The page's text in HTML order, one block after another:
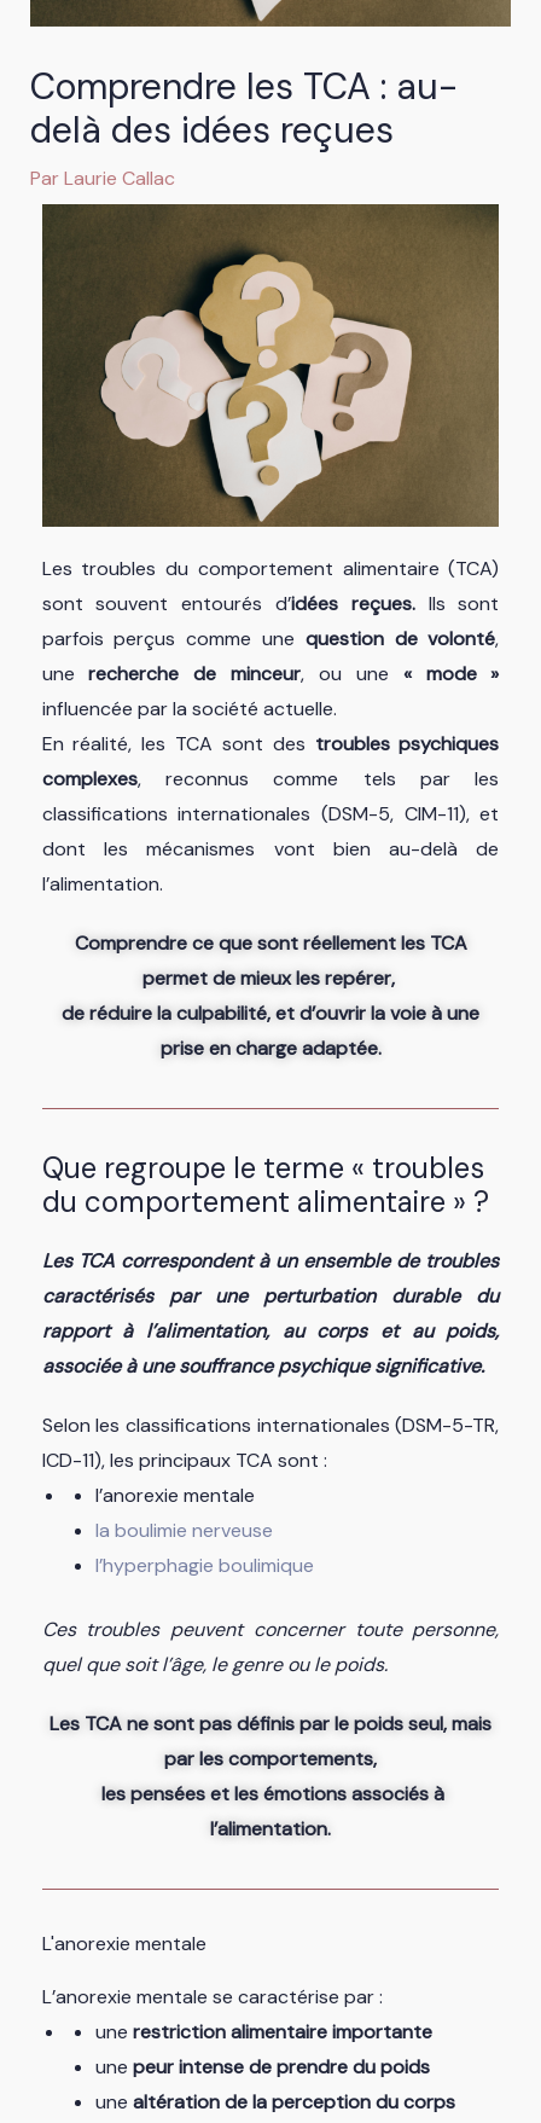
Comprendre les TCA : au-
delà des idées reçues
ParLaurie Callac
Les troubles du comportement alimentaire (TCA)
sont souvent entourés d’idées reçues.Ils sont
parfois perçus comme une question de volonté,
unerecherche de minceur, ou une « mode »
influencée par la société actuelle.
En réalité, les TCA sont des troubles psychiques
complexes, reconnus comme tels par les
classifications internationales (DSM-5, CIM-11), et
dont les mécanismes vont bien au-delà de
l’alimentation.
Comprendre ce que sont réellement les TCA
permet de mieux les repérer,
de réduire la culpabilité, et d’ouvrir la voie à une
prise en charge adaptée.
Que regroupe le terme « troubles
du comportement alimentaire » ?
Les TCA correspondent à un ensemble de troubles
caractérisés par une perturbation durable du
rapport à l’alimentation, au corps et au poids,
associée à une souffrance psychique significative.
Selon les classifications internationales (DSM-5-TR,
ICD-11), les principaux TCA sont :
l’anorexie mentale
la boulimie nerveuse
l’hyperphagie boulimique
Ces troubles peuvent concerner toute personne,
quel que soit l’âge, le genre ou le poids.
Les TCA ne sont pas définis par le poids seul, mais
par lescomportements,
lespenséeset lesémotionsassociés à
l’alimentation.
L'anorexie mentale
L’anorexie mentale se caractérise par :
une restriction alimentaire importante
une peur intense de prendre du poids
une altération de la perception du corps